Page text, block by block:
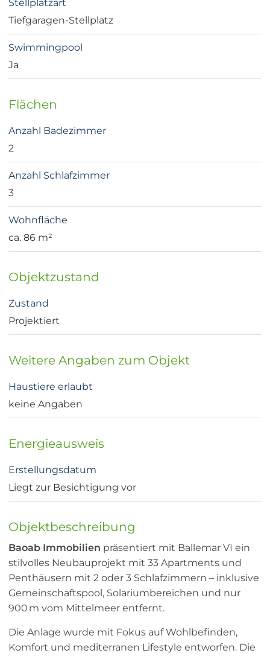
Stellplatzart
Tiefgaragen-Stellplatz
Swimmingpool
Ja
Flächen
Anzahl Badezimmer
2
Anzahl Schlafzimmer
3
Wohnfläche
ca. 86 m²
Objektzustand
Zustand
Projektiert
Weitere Angaben zum Objekt
Haustiere erlaubt
keine Angaben
Energieausweis
Erstellungsdatum
Liegt zur Besichtigung vor
Objektbeschreibung
Baoab Immobilien präsentiert mit Ballemar VI ein
stilvolles Neubauprojekt mit 33 Apartments und
Penthäusern mit 2 oder 3 Schlafzimmern – inklusive
Gemeinschaftspool, Solariumbereichen und nur
900 m vom Mittelmeer entfernt.
Die Anlage wurde mit Fokus auf Wohlbefinden,
Komfort und mediterranen Lifestyle entworfen. Die